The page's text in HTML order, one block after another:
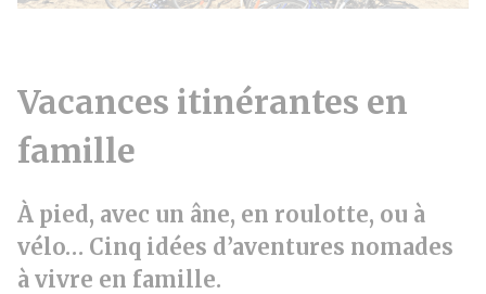
Vacances itinérantes en
famille
À pied, avec un âne, en roulotte, ou à
vélo… Cinq idées d’aventures nomades
à vivre en famille.